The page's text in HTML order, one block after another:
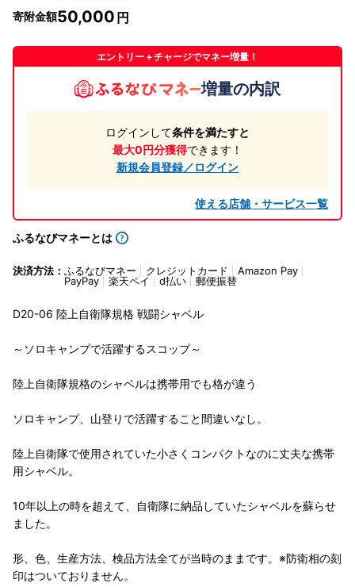
寄附金額50,000
エントリー＋チャージでマネー増量！
増量の内訳
ログインして条件を満たすと
最大0円分獲得できます！
新規会員登録／ログイン
使える店舗・サービス一覧
ふるなびマネーとは
決済方法： ふるなびマネー クレジットカード
Amazon Pay
PayPay
楽天ペイ d払い 郵便振替
D20-06 陸上自衛隊規格 戦闘シャベル
～ソロキャンプで活躍するスコップ～
陸上自衛隊規格のシャベルは携帯用でも格が違う
ソロキャンプ、山登りで活躍すること間違いなし。
陸上自衛隊で使用されていた小さくコンパクトなのに丈夫な携帯
用シャベル。
10年以上の時を超えて、自衛隊に納品していたシャベルを蘇らせ
ました。
形、色、生産方法、検品方法全てが当時のままです。※防衛相の刻
印はついておりません。